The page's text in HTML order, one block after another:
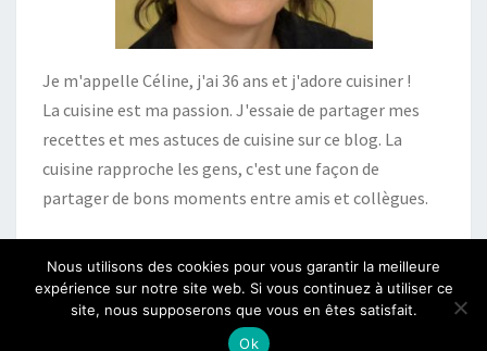
Je m'appelle Céline, j'ai 36 ans et j'adore cuisiner !
La cuisine est ma passion. J'essaie de partager mes
recettes et mes astuces de cuisine sur ce blog. La
cuisine rapproche les gens, c'est une façon de
partager de bons moments entre amis et collègues.
Fièrement propulsé parWordPress
Nous utilisons des cookies pour vous garantir la meilleure
expérience sur notre site web. Si vous continuez à utiliser ce
site, nous supposerons que vous en êtes satisfait.
Ok